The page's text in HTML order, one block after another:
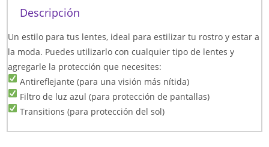
Descripción
Un estilo para tus lentes, ideal para estilizar tu rostro y estar a
la moda. Puedes utilizarlo con cualquier tipo de lentes y
agregarle la protección que necesites:
Antireflejante (para una visión más nítida)
Filtro de luz azul (para protección de pantallas)
Transitions (para protección del sol)